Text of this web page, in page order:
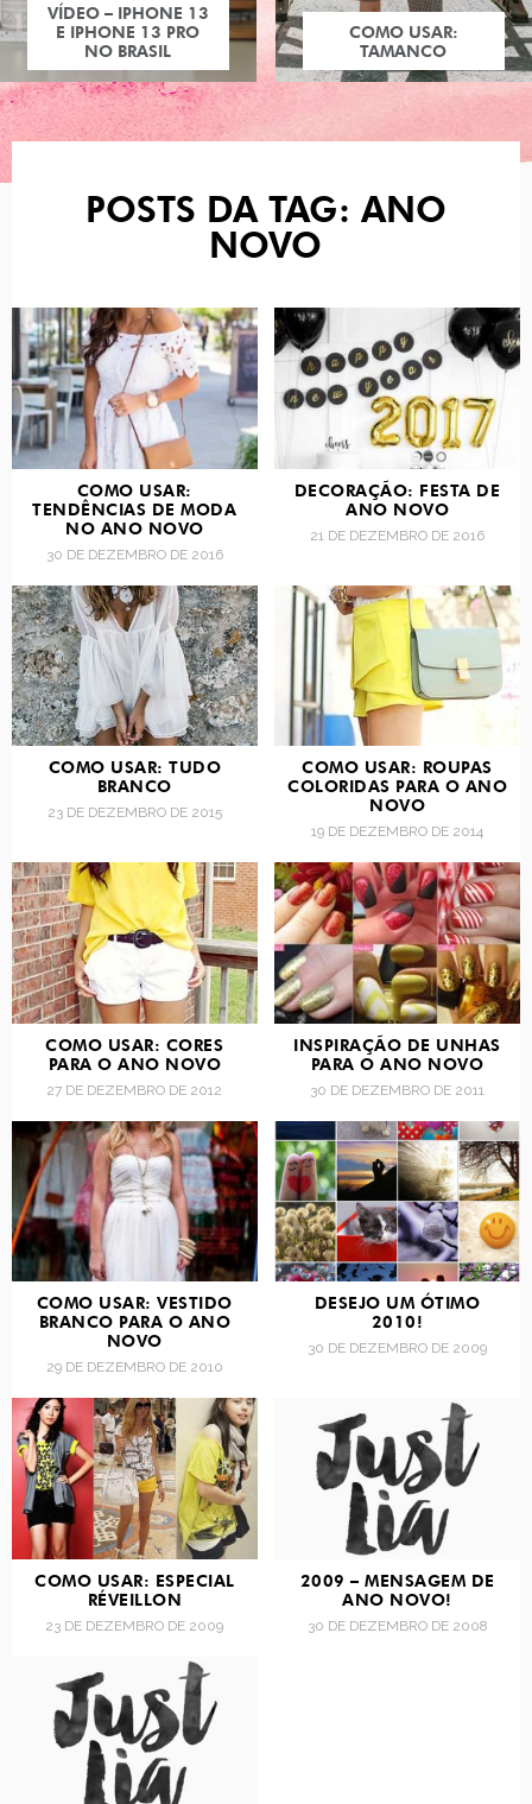
VÍDEO – IPHONE 13
E IPHONE 13 PRO
NO BRASIL
COMO USAR:
TAMANCO
POSTS DA TAG: ANO
NOVO
COMO USAR:
TENDÊNCIAS DE MODA
NO ANO NOVO
30 DE DEZEMBRO DE 2016
DECORAÇÃO: FESTA DE
ANO NOVO
21 DE DEZEMBRO DE 2016
COMO USAR: TUDO
BRANCO
23 DE DEZEMBRO DE 2015
COMO USAR: ROUPAS
COLORIDAS PARA O ANO
NOVO
19 DE DEZEMBRO DE 2014
COMO USAR: CORES
PARA O ANO NOVO
27 DE DEZEMBRO DE 2012
INSPIRAÇÃO DE UNHAS
PARA O ANO NOVO
30 DE DEZEMBRO DE 2011
COMO USAR: VESTIDO
BRANCO PARA O ANO
NOVO
29 DE DEZEMBRO DE 2010
DESEJO UM ÓTIMO
2010!
30 DE DEZEMBRO DE 2009
COMO USAR: ESPECIAL
RÉVEILLON
23 DE DEZEMBRO DE 2009
2009 – MENSAGEM DE
ANO NOVO!
30 DE DEZEMBRO DE 2008